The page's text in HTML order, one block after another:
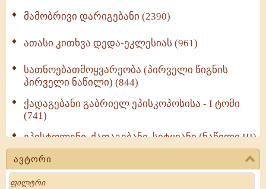
მამობრივი დარიგებანი (2390)
ათასი კითხვა დედა-ეკლესიას (961)
სათნოებათმოყვარეობა (პირველი წიგნის
პირველი ნაწილი) (844)
ქადაგებანი გაბრიელ ეპისკოპოსისა - I ტომი
(741)
ეპისტოლენი, ქადაგებანი, სიტყვანი (ნაწილი III)
(723)
მოძღვრის ძალზე სასარგებლო რჩევები
მრევლისათვის (545)
ავტორი
Search